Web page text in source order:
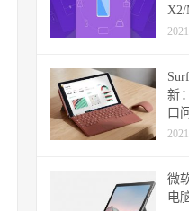
X2/
天
新
口
微
电